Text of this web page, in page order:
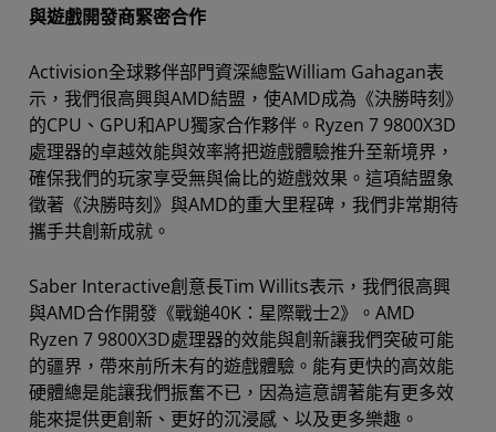
與遊戲開發商緊密合作
Activision全球夥伴部門資深總監William Gahagan表
示，我們很高興與AMD結盟，使AMD成為《決勝時刻》
的CPU、GPU和APU獨家合作夥伴。Ryzen 7 9800X3D
處理器的卓越效能與效率將把遊戲體驗推升至新境界，
確保我們的玩家享受無與倫比的遊戲效果。這項結盟象
徵著《決勝時刻》與AMD的重大里程碑，我們非常期待
攜手共創新成就。
Saber Interactive創意長Tim Willits表示，我們很高興
與AMD合作開發《戰鎚40K：星際戰士2》。AMD
Ryzen 7 9800X3D處理器的效能與創新讓我們突破可能
的疆界，帶來前所未有的遊戲體驗。能有更快的高效能
硬體總是能讓我們振奮不已，因為這意謂著能有更多效
能來提供更創新、更好的沉浸感、以及更多樂趣。